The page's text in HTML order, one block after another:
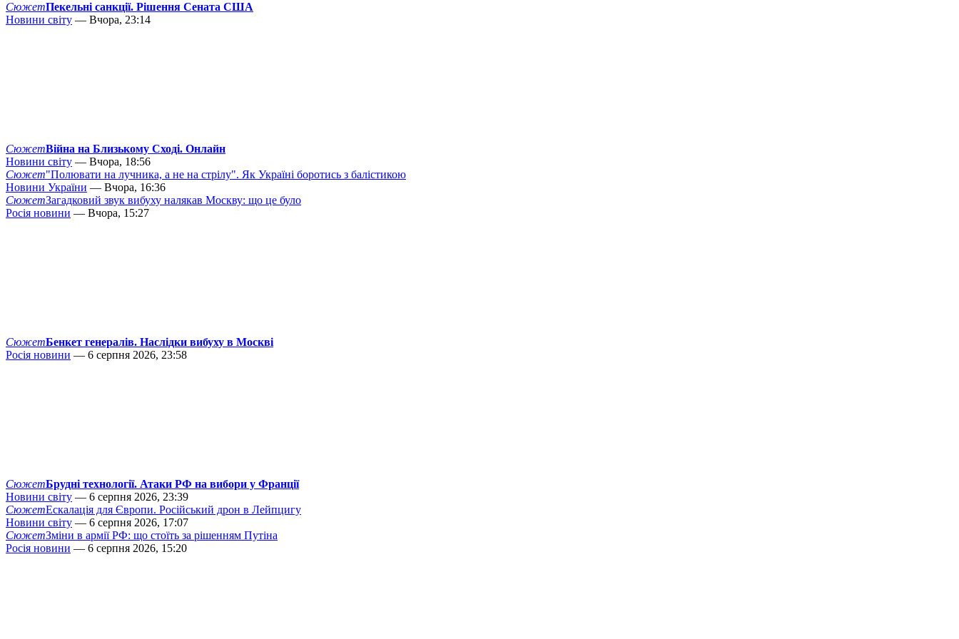
СюжетПекельні санкції. Рішення Сената США
Новини світу — Вчора, 23:14
СюжетВійна на Близькому Сході. Онлайн
Новини світу — Вчора, 18:56
Сюжет"Полювати на лучника, а не на стрілу". Як Україні боротись з балістикою
Новини України — Вчора, 16:36
СюжетЗагадковий звук вибуху налякав Москву: що це було
Росія новини — Вчора, 15:27
СюжетБенкет генералів. Наслідки вибуху в Москві
Росія новини — 6 серпня 2026, 23:58
СюжетБрудні технології. Атаки РФ на вибори у Франції
Новини світу — 6 серпня 2026, 23:39
СюжетЕскалація для Європи. Російський дрон в Лейпцигу
Новини світу — 6 серпня 2026, 17:07
СюжетЗміни в армії РФ: що стоїть за рішенням Путіна
Росія новини — 6 серпня 2026, 15:20